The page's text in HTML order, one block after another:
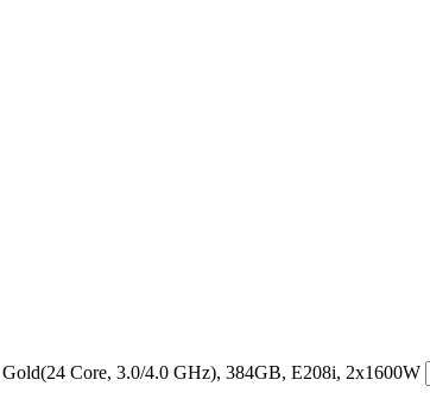
Core, 3.0/4.0 GHz), 384GB, E208i, 2x1600W